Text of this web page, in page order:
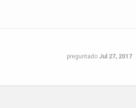
preguntado Jul 27, 2017